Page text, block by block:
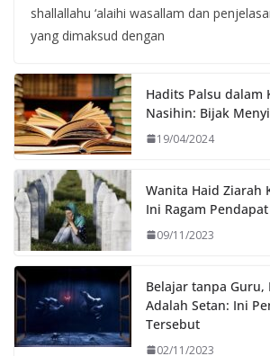
shallallahu ‘alaihi wasallam dan
yang dimaksud dengan
Hadits Palsu dalam
Nasihin: Bijak
19/04/2024
Wanita Haid Ziarah
Ini Ragam
09/11/2023
Belajar tanpa Guru,
Adalah Setan: Ini
Tersebut
02/11/2023